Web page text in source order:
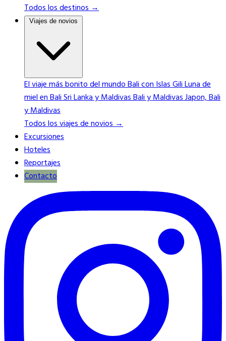
Todos los destinos →
Viajes de novios
El viaje más bonito del mundoBali con Islas GiliLuna de
miel en BaliSri Lanka y MaldivasBali y MaldivasJapon, Bali
y Maldivas
Todos los viajes de novios →
Excursiones
Hoteles
Reportajes
Contacto